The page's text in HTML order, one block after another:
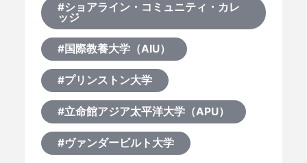
#ショアライン・コミュニティ・カレ
ッジ
#国際教養大学（AIU）
#プリンストン大学
#立命館アジア太平洋大学（APU）
#ヴァンダービルト大学